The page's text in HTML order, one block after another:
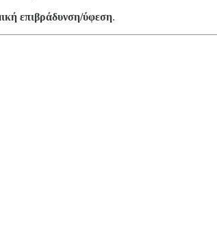
επιβράδυνση/ύφεση.